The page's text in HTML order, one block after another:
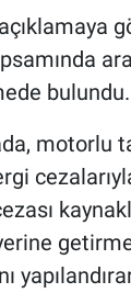
bulundu.
motorlu